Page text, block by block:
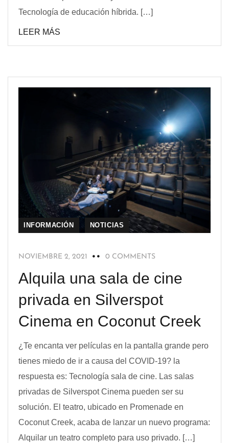
Tecnología de educación híbrida. […]
LEER MÁS
INFORMACIÓN NOTICIAS
NOVIEMBRE 2, 2021 0 COMMENTS
Alquila una sala de cine
privada en Silverspot
Cinema en Coconut Creek
¿Te encanta ver películas en la pantalla grande pero
tienes miedo de ir a causa del COVID-19? la
respuesta es: Tecnología sala de cine. Las salas
privadas de Silverspot Cinema pueden ser su
solución. El teatro, ubicado en Promenade en
Coconut Creek, acaba de lanzar un nuevo programa:
Alquilar un teatro completo para uso privado. […]